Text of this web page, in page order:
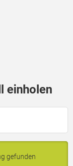
einholen
gefunden